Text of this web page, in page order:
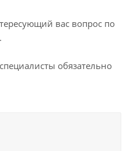
вас вопрос по
обязательно